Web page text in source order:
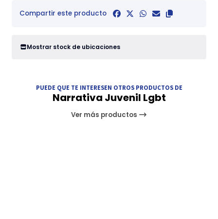
Compartir este producto
Mostrar stock de ubicaciones
PUEDE QUE TE INTERESEN OTROS PRODUCTOS DE
Narrativa Juvenil Lgbt
Ver más productos